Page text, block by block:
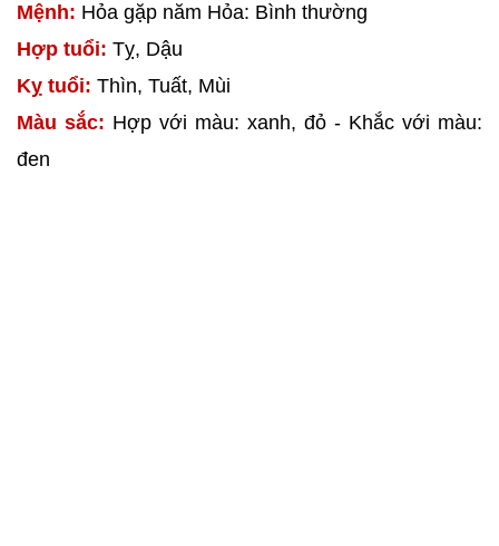
Mệnh: Hỏa gặp năm Hỏa: Bình thường
Hợp tuổi: Tỵ, Dậu
Kỵ tuổi: Thìn, Tuất, Mùi
Màu sắc: Hợp với màu: xanh, đỏ - Khắc với màu:
đen